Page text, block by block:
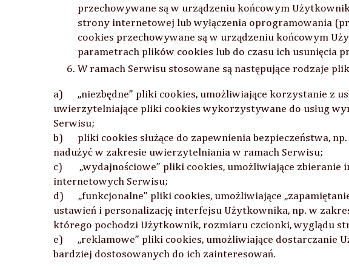
przechowywane są w urządzeniu końcowym
strony internetowej lub wyłączenia oprogramowania
cookies przechowywane są w urządzeniu końcowym
parametrach plików cookies lub do czasu ich usunięcia
W ramach Serwisu stosowane są następujące rodzaje
a) „niezbędne” pliki cookies, umożliwiające korzystanie z
uwierzytelniające pliki cookies wykorzystywane do usług
Serwisu;
b) pliki cookies służące do zapewnienia bezpieczeństwa,
nadużyć w zakresie uwierzytelniania w ramach Serwisu;
c) „wydajnościowe” pliki cookies, umożliwiające zbieranie
internetowych Serwisu;
d) „funkcjonalne” pliki cookies, umożliwiające
ustawień i personalizację interfejsu Użytkownika, np. w
którego pochodzi Użytkownik, rozmiaru czcionki, wyglądu
e) „reklamowe” pliki cookies, umożliwiające dostarczanie
bardziej dostosowanych do ich zainteresowań.